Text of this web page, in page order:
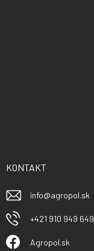
KONTAKT
info@agropol.sk
+421 910 949 649
Agropol.sk